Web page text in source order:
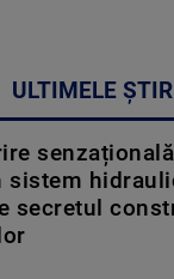
ULTIMELE ȘTIRI
sistem
secretul